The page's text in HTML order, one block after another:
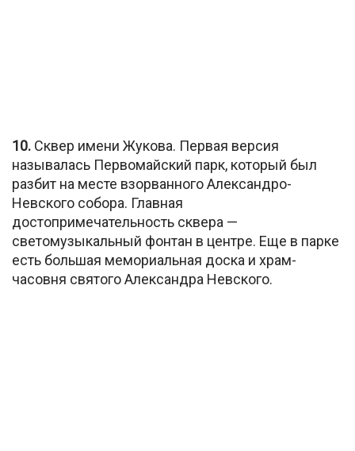
10. Сквер имени Жукова. Первая версия
называлась Первомайский парк, который был
разбит на месте взорванного Александро-
Невского собора. Главная
достопримечательность сквера —
светомузыкальный фонтан в центре. Еще в парке
есть большая мемориальная доска и храм-
часовня святого Александра Невского.